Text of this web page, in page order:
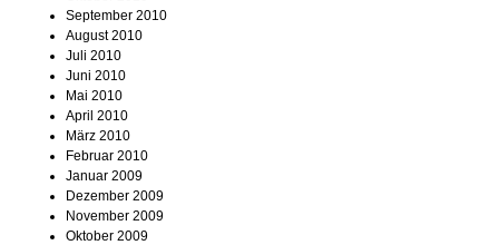
September 2010
August 2010
Juli 2010
Juni 2010
Mai 2010
April 2010
März 2010
Februar 2010
Januar 2009
Dezember 2009
November 2009
Oktober 2009